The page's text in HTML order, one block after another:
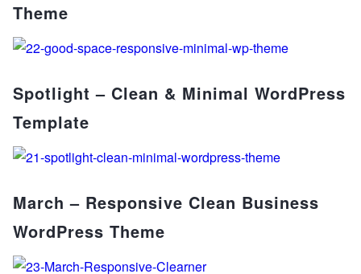
Theme
Spotlight – Clean & Minimal WordPress
Template
March – Responsive Clean Business
WordPress Theme